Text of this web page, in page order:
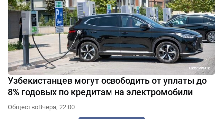
Узбекистанцев могут освободить от уплаты до
8% годовых по кредитам на электромобили
ОбществоВчера, 22:00